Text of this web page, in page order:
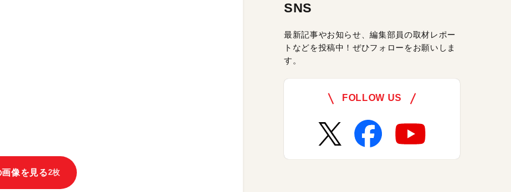
像を見る2枚
SNS
最新記事やお知らせ、編集部員の取材レポー
トなどを投稿中！ぜひフォローをお願いしま
す。
FOLLOW US